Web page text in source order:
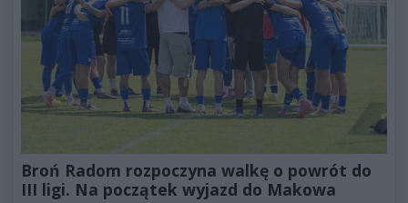
Broń Radom rozpoczyna walkę o powrót do
III ligi. Na początek wyjazd do Makowa